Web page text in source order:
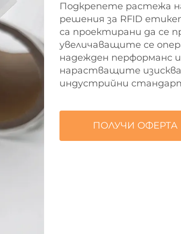
Подкрепете растежа
решения за RFID
са проектирани да се
увеличаващите се
надежден перформанс
нарастващите
индустрийни
ПОЛУЧИ ОФЕРТА